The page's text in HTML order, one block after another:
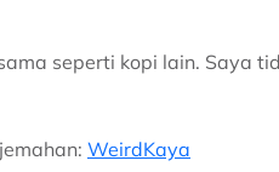
seperti kopi lain. Saya
WeirdKaya